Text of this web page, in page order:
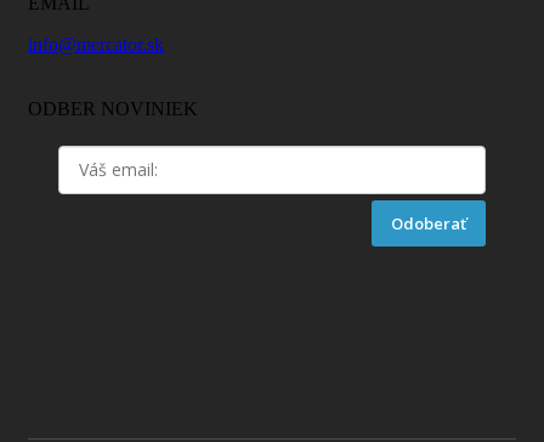
info@mercator.sk
ODBER NOVINIEK
Odoberať